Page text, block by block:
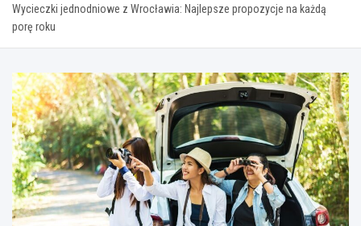
Wycieczki jednodniowe z Wrocławia: Najlepsze propozycje na każdą
porę roku